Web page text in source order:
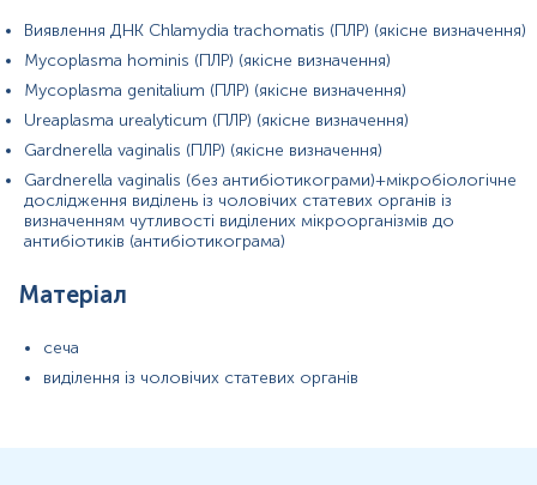
шкірну складку, звільнити зовнішній отвір сечовипускного
Сечу необхідно збирати відразу в контейнер, в якому вона буде
доставлена на пункт забору біоматеріалу, а в подальшому в
лабораторію для проведення дослідження.
підставити його під струмінь сечі і наповнити його.
Щільно закрити контейнер з відібраним біоматеріалом кришкою,
що загвинчується.
При використанні сечоприймача
- зняти захисний папір з клейового шару сечоприймача;
- прикріпити клейовий шар до тіла дитини, не захоплюючи анус
Виявлення ДНК Chlamydia trachomatis (ПЛР) (якісне визначення)
Mycoplasma hominis (ПЛР) (якісне визначення)
Mycoplasma genitalium (ПЛР) (якісне визначення)
Ureaplasma urealyticum (ПЛР) (якісне визначення)
Gardnerella vaginalis (ПЛР) (якісне визначення)
Gardnerella vaginalis (без антибіотикограми)+мікробіологічне
дослідження виділень із чоловічих статевих органів із
визначенням чутливості виділених мікроорганізмів до
антибіотиків (антибіотикограма)
Матеріал
сеча
виділення із чоловічих статевих органів